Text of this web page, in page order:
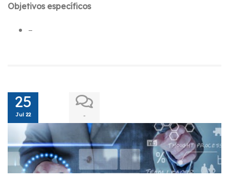
Objetivos específicos
–
25
Jul 22 -